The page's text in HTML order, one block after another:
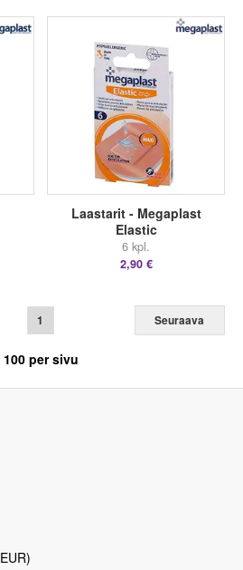
Laastarit - Megaplast
Elastic
6 kpl.
2,90 €
1 Seuraava
100 per sivu
EUR)